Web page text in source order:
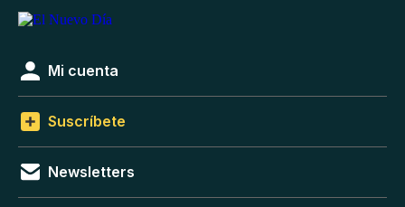
Mi cuenta
Suscríbete
Newsletters